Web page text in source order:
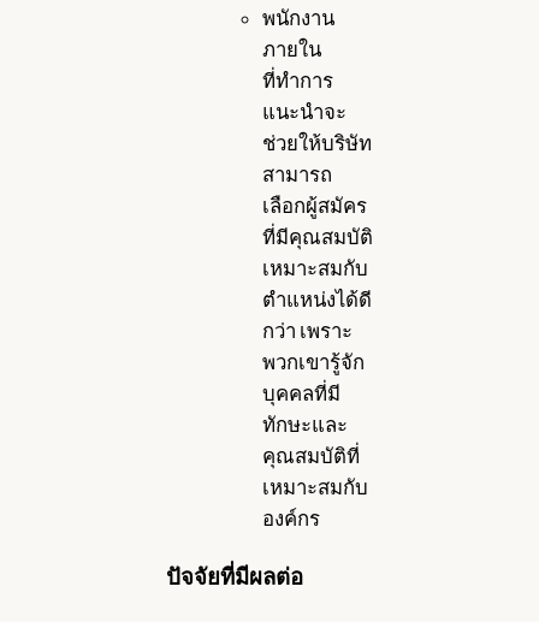
พนักงาน
ภายใน
ที่ทำการ
แนะนำจะ
ช่วยให้บริษัท
สามารถ
เลือกผู้สมัคร
ที่มีคุณสมบัติ
เหมาะสมกับ
ตำแหน่งได้ดี
กว่า เพราะ
พวกเขารู้จัก
บุคคลที่มี
ทักษะและ
คุณสมบัติที่
เหมาะสมกับ
องค์กร
ปัจจัยที่มีผลต่อ